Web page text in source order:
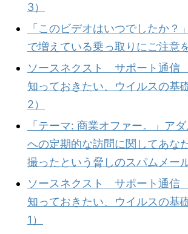
3）
「このビデオはいつでしたか？
で増えている乗っ取りにご注意
ソースネクスト サポート通
知っておきたい、ウイルスの基
2）
「テーマ: 商業オファー。」ア
への定期的な訪問に関してあな
撮ったという脅しのスパムメー
ソースネクスト サポート通
知っておきたい、ウイルスの基
1）